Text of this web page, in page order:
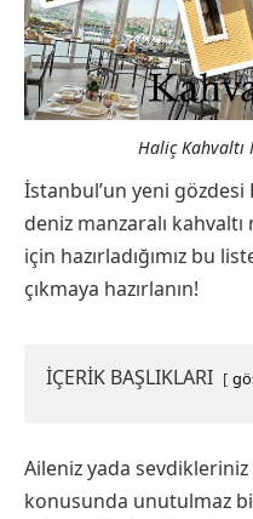
Haliç
İstanbul’un yeni
deniz manzaralı kahvaltı
için hazırladığımız bu
çıkmaya hazırlanın!
İÇERİK BAŞLIKLARI
Aileniz yada
konusunda unutulmaz